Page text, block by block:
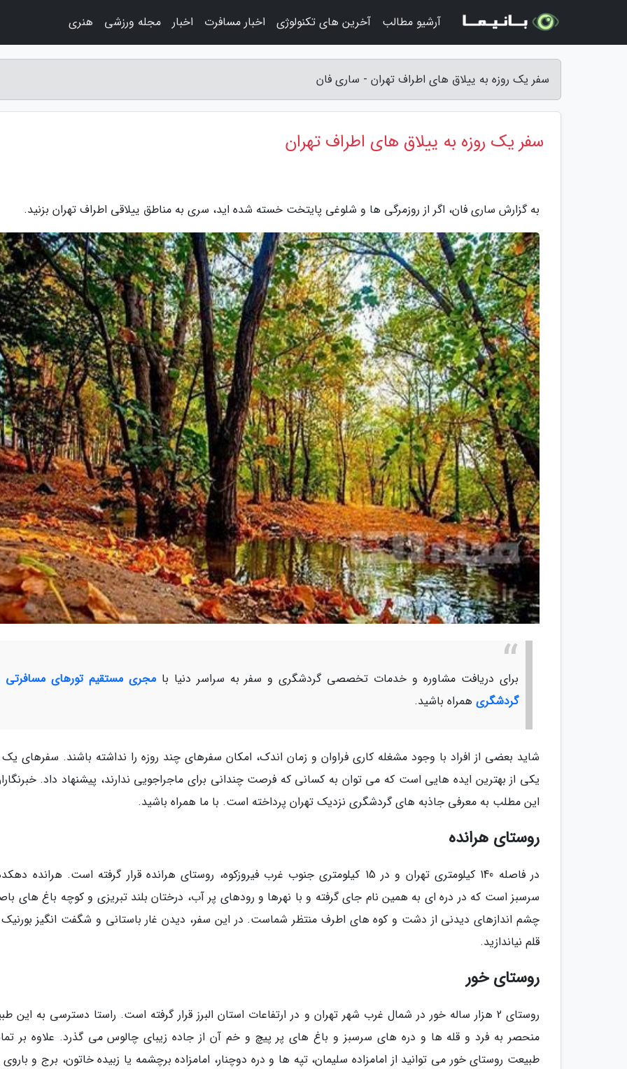
سفر یک روزه به ییلاق های اطراف تهران - ساری فان
سفر یک روزه به ییلاق های اطراف تهران
به گزارش ساری فان، اگر از روزمرگی ها و شلوغی پایتخت خسته شده اید، سری به مناطق ییلاقی اطراف تهران بزنید.
برای دریافت مشاوره و خدمات تخصصی گردشگری و سفر به سراسر دنیا بامجری مستقیم تورهای مسافرتی
گردشگری همراه باشید.
شاید بعضی از افراد با وجود مشغله کاری فراوان و زمان اندک، امکان سفرهای چند روزه را نداشته باشند. سفرهای یک
یکی از بهترین ایده هایی است که می توان به کسانی که فرصت چندانی برای ماجراجویی ندارند، پیشنهاد داد.
این مطلب به معرفی جاذبه های گردشگری نزدیک تهران پرداخته است. با ما همراه باشید.
روستای هرانده
در فاصله 140 کیلومتری تهران و در 15 کیلومتری جنوب غرب فیروزکوه، روستای هرانده قرار گرفته است. هرانده
سرسبز است که در دره ای به همین نام جای گرفته و با نهرها و رودهای پر آب، درختان بلند تبریزی و کوچه باغ های
چشم اندازهای دیدنی از دشت و کوه های اطرف منتظر شماست. در این سفر، دیدن غار باستانی و شگفت انگیز بورنیک
قلم نیاندازید.
روستای خور
روستای 2 هزار ساله خور در شمال غرب شهر تهران و در ارتفاعات استان البرز قرار گرفته است. راستا دسترسی به این
منحصر به فرد و قله ها و دره های سرسبز و باغ های پر پیچ و خم آن از جاده زیبای چالوس می گذرد. علاوه بر
طبیعت روستای خور می توانید از امامزاده سلیمان، تپه ها و دره دوچنار، امامزاده برچشمه یا زبیده خاتون، برج و باروی
آرشیو مطالب آخرین های تکنولوژی اخبار مسافرت اخبار مجله ورزشی هنری